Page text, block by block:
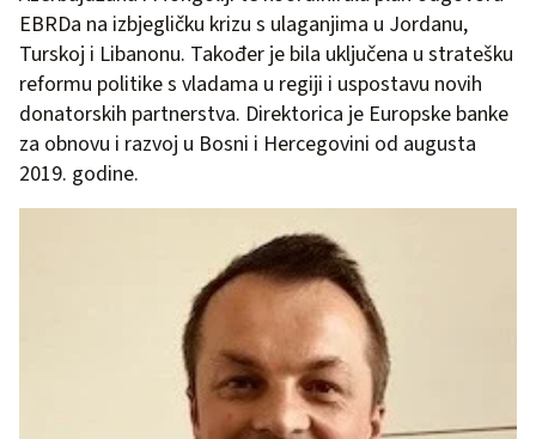
EBRDa na izbjegličku krizu s ulaganjima u Jordanu,
Turskoj i Libanonu. Također je bila uključena u stratešku
reformu politike s vladama u regiji i uspostavu novih
donatorskih partnerstva. Direktorica je Europske banke
za obnovu i razvoj u Bosni i Hercegovini od augusta
2019. godine.